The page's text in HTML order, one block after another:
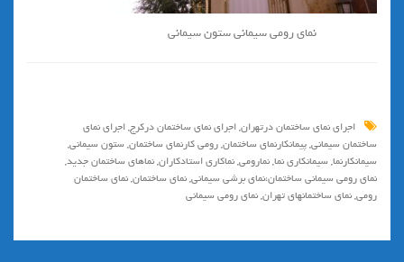
نمای رومی سیمانی ستون سیمانی
اجراي نماي ساختمان درتهران,اجراي نماي ساختمان دركرج,اجراي نماي
ساختمان سيماني,پيمانكارنماي ساختمان,رومي كارنماي ساختمان, ستون سيماني,
سيمانكارنما, سيمانكاري نما,نمارومي,نماكاري استادكاران,نماهاي ساختمان جديد,
نماي رومي سيماني ساختمان،نماي برشي سيماني,نماي ساختمان,نماي ساختمان
رومي,نماي ساختمانهاي تهران,نمای رومی سیمانی